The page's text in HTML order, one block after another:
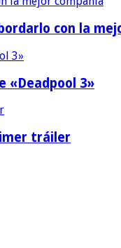
con la
«Deadpool 3»
tráiler